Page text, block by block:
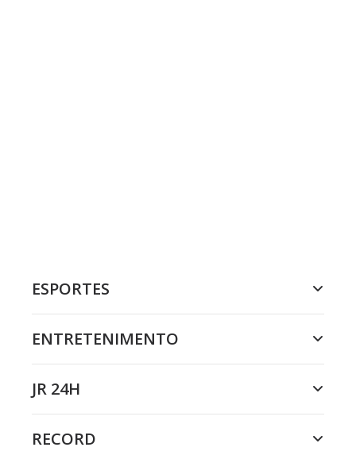
ESPORTES
ENTRETENIMENTO
JR 24H
RECORD